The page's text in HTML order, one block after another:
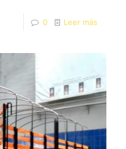
0 Leer más